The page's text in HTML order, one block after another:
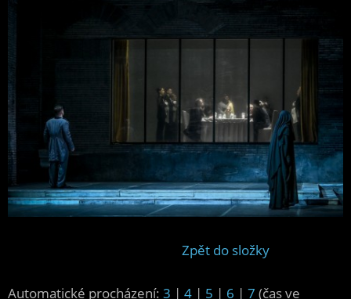
Zpět do složky
Automatické procházení: 3 | 4 | 5 | 6 | 7 (čas ve